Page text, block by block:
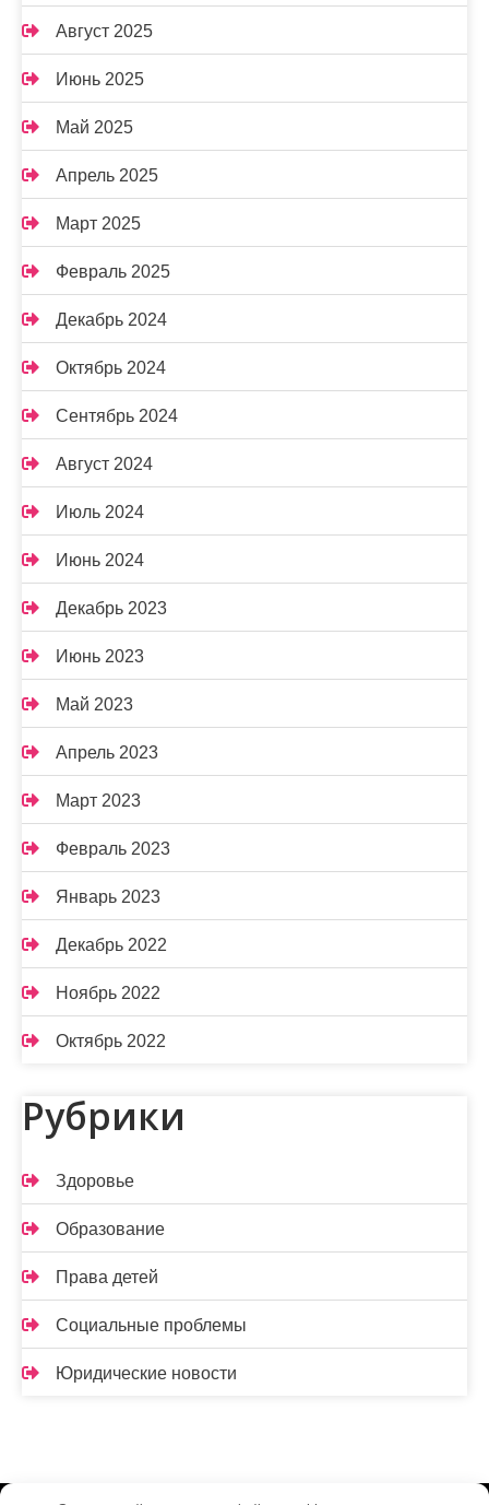
Август 2025
Июнь 2025
Май 2025
Апрель 2025
Март 2025
Февраль 2025
Декабрь 2024
Октябрь 2024
Сентябрь 2024
Август 2024
Июль 2024
Июнь 2024
Декабрь 2023
Июнь 2023
Май 2023
Апрель 2023
Март 2023
Февраль 2023
Январь 2023
Декабрь 2022
Ноябрь 2022
Октябрь 2022
Рубрики
Здоровье
Образование
Права детей
Социальные проблемы
Юридические новости